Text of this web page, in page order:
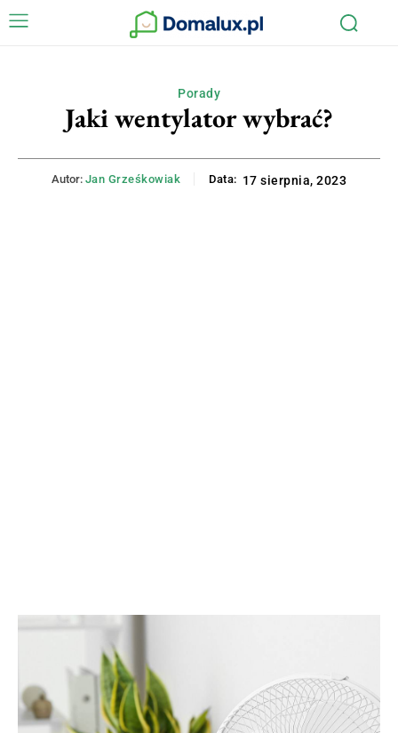
Porady
Jaki wentylator wybrać?
Autor: Jan Grześkowiak Data: 17 sierpnia, 2023